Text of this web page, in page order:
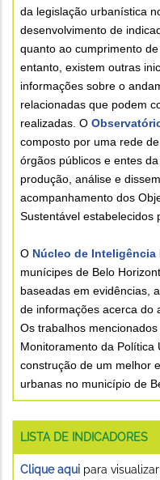
da legislação urbanística
desenvolvimento de
quanto ao cumprimento
entanto, existem outras
informações sobre o
relacionadas que podem
realizadas. O
composto por uma rede
órgãos públicos e entes
produção, análise e
acompanhamento dos
Sustentável estabelecidos
O Núcleo de Inteligência
munícipes de Belo
baseadas em evidências,
de informações acerca do
Os trabalhos
Monitoramento da
construção de um melhor
urbanas no município de
LISTA DE INDICADORES
Clique aqui para